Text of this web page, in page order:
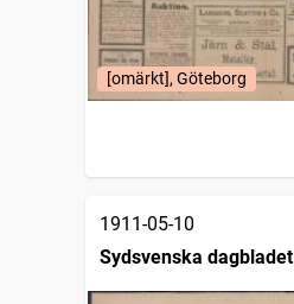
[omärkt], Göteborg
1911-05-10
Sydsvenska dagbladet